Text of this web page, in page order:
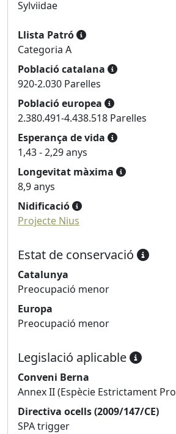
Sylviidae
Llista Patró
Categoria A
Població catalana
920-2.030 Parelles
Població europea
2.380.491-4.438.518 Parelles
Esperança de vida
1,43 - 2,29 anys
Longevitat màxima
8,9 anys
Nidificació
Projecte Nius
Estat de conservació
Catalunya
Preocupació menor
Europa
Preocupació menor
Legislació aplicable
Conveni Berna
Annex II (Espècie Estrictament
Directiva ocells (2009/147/CE)
SPA trigger